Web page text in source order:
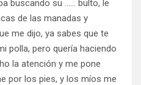
buscando su …… bulto, le
de las manadas y
me dijo, ya sabes que te
polla, pero quería haciendo
la atención y me pone
por los pies, y los míos me